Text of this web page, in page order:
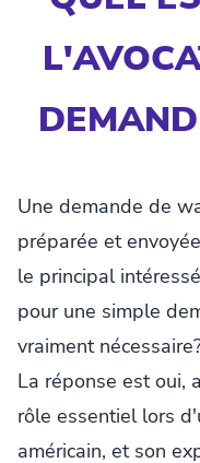
Une demande de
préparée et
le principal
pour une simple
vraiment
La réponse est oui,
rôle essentiel lors
américain, et son